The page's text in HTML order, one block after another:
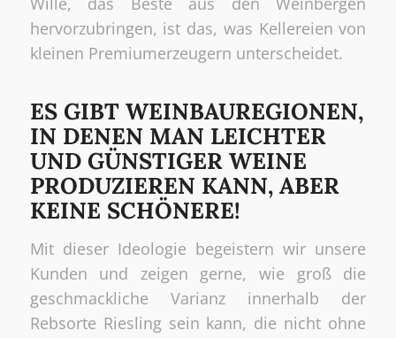
hervorzubringen, ist das, was Kellereien von
kleinen Premiumerzeugern unterscheidet.
ES GIBT WEINBAUREGIONEN,
IN DENEN MAN LEICHTER
UND GÜNSTIGER WEINE
PRODUZIEREN KANN, ABER
KEINE SCHÖNERE!
Mit dieser Ideologie begeistern wir unsere
Kunden und zeigen gerne, wie groß die
geschmackliche Varianz innerhalb der
Rebsorte Riesling sein kann, die nicht ohne